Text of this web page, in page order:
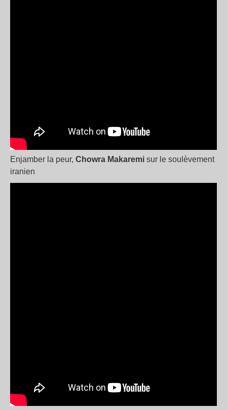
Enjamber la peur, Chowra Makaremi sur le soulèvement
iranien